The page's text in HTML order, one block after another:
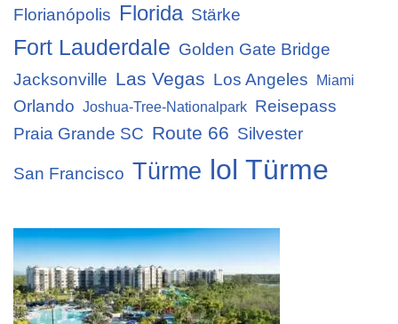
Florianópolis Florida Stärke
Fort Lauderdale Golden Gate Bridge
Jacksonville Las Vegas Los Angeles Miami
Orlando Joshua-Tree-Nationalpark Reisepass
Praia Grande SC Route 66 Silvester
San Francisco Türme lol Türme